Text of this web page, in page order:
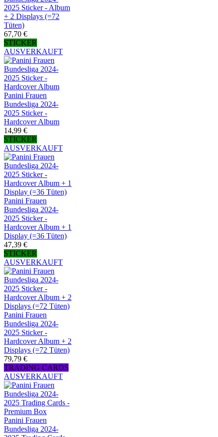
2025 Sticker - Album
+ 2 Displays (=72
Tüten)
67,70 €
STICKER
AUSVERKAUFT
Panini Frauen
Bundesliga 2024-
2025 Sticker -
Hardcover Album
14,99 €
STICKER
AUSVERKAUFT
Panini Frauen
Bundesliga 2024-
2025 Sticker -
Hardcover Album + 1
Display (=36 Tüten)
47,39 €
STICKER
AUSVERKAUFT
Panini Frauen
Bundesliga 2024-
2025 Sticker -
Hardcover Album + 2
Displays (=72 Tüten)
79,79 €
TRADING CARDS
AUSVERKAUFT
Panini Frauen
Bundesliga 2024-